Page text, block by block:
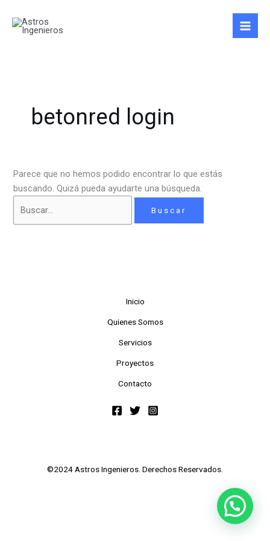
contenido
betonred login
Parece que no hemos podido encontrar lo que estás
buscando. Quizá pueda ayudarte una búsqueda.
por:
Inicio
Quienes Somos
Servicios
Proyectos
Contacto
©2024 Astros Ingenieros. Derechos Reservados.